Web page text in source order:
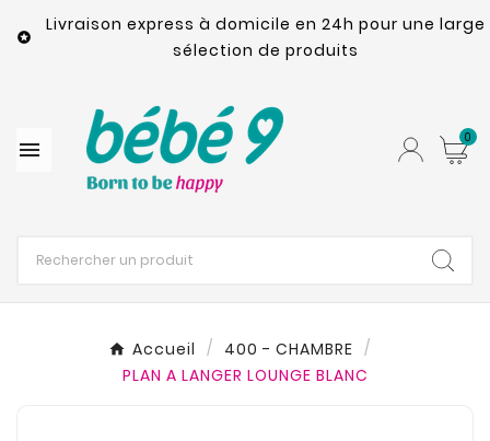

Livraison express à domicile en 24h pour une large
sélection de produits
 0
Accueil
400 - CHAMBRE
PLAN A LANGER LOUNGE BLANC